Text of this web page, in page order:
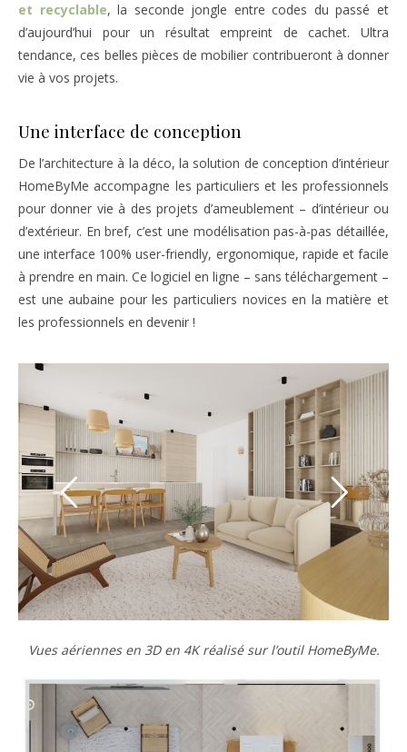
et recyclable, la seconde jongle entre codes du passé et
d’aujourd’hui pour un résultat empreint de cachet. Ultra
tendance, ces belles pièces de mobilier contribueront à donner
vie à vos projets.
Une interface de conception
De l’architecture à la déco, la solution de conception d’intérieur
HomeByMe accompagne les particuliers et les professionnels
pour donner vie à des projets d’ameublement – d’intérieur ou
d’extérieur. En bref, c’est une modélisation pas-à-pas détaillée,
une interface 100% user-friendly, ergonomique, rapide et facile
à prendre en main. Ce logiciel en ligne – sans téléchargement –
est une aubaine pour les particuliers novices en la matière et
les professionnels en devenir !
Vues aériennes en 3D en 4K réalisé sur l’outil HomeByMe.